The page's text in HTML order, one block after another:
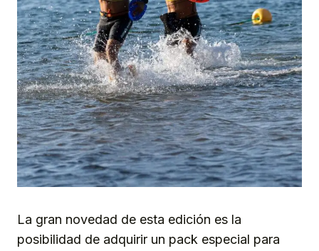
La gran novedad de esta edición es la
posibilidad de adquirir un pack especial para